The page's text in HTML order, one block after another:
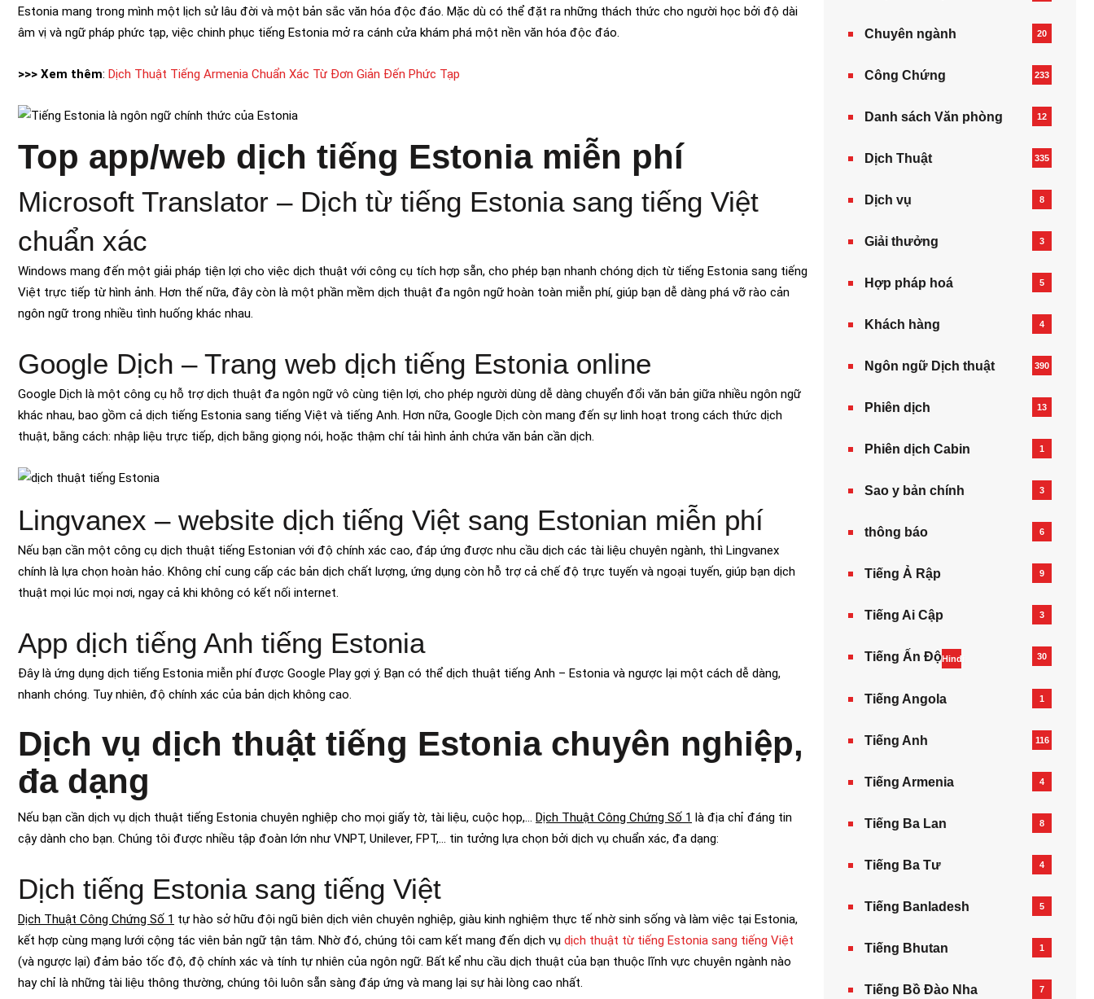
Estonia mang trong mình một lịch sử lâu đời và một bản sắc văn hóa độc đáo. Mặc dù có thể đặt ra những thách thức cho người học bởi độ dài
âm vị và ngữ pháp phức tạp, việc chinh phục tiếng Estonia mở ra cánh cửa khám phá một nền văn hóa độc đáo.
>>> Xem thêm: Dịch Thuật Tiếng Armenia Chuẩn Xác Từ Đơn Giản Đến Phức Tạp
Top app/web dịch tiếng Estonia miễn phí
Microsoft Translator – Dịch từ tiếng Estonia sang tiếng Việt
chuẩn xác
Windows mang đến một giải pháp tiện lợi cho việc dịch thuật với công cụ tích hợp sẵn, cho phép bạn nhanh chóng dịch từ tiếng Estonia sang tiếng
Việt trực tiếp từ hình ảnh. Hơn thế nữa, đây còn là một phần mềm dịch thuật đa ngôn ngữ hoàn toàn miễn phí, giúp bạn dễ dàng phá vỡ rào cản
ngôn ngữ trong nhiều tình huống khác nhau.
Google Dịch – Trang web dịch tiếng Estonia online
Google Dịch là một công cụ hỗ trợ dịch thuật đa ngôn ngữ vô cùng tiện lợi, cho phép người dùng dễ dàng chuyển đổi văn bản giữa nhiều ngôn ngữ
khác nhau, bao gồm cả dịch tiếng Estonia sang tiếng Việt và tiếng Anh. Hơn nữa, Google Dịch còn mang đến sự linh hoạt trong cách thức dịch
thuật, bằng cách: nhập liệu trực tiếp, dịch bằng giọng nói, hoặc thậm chí tải hình ảnh chứa văn bản cần dịch.
Lingvanex – website dịch tiếng Việt sang Estonian miễn phí
Nếu bạn cần một công cụ dịch thuật tiếng Estonian với độ chính xác cao, đáp ứng được nhu cầu dịch các tài liệu chuyên ngành, thì Lingvanex
chính là lựa chọn hoàn hảo. Không chỉ cung cấp các bản dịch chất lượng, ứng dụng còn hỗ trợ cả chế độ trực tuyến và ngoại tuyến, giúp bạn dịch
thuật mọi lúc mọi nơi, ngay cả khi không có kết nối internet.
App dịch tiếng Anh tiếng Estonia
Đây là ứng dụng dịch tiếng Estonia miễn phí được Google Play gợi ý. Bạn có thể dịch thuật tiếng Anh – Estonia và ngược lại một cách dễ dàng,
nhanh chóng. Tuy nhiên, độ chính xác của bản dịch không cao.
Dịch vụ dịch thuật tiếng Estonia chuyên nghiệp,
đa dạng
Nếu bạn cần dịch vụ dịch thuật tiếng Estonia chuyên nghiệp cho mọi giấy tờ, tài liệu, cuộc họp,… Dịch Thuật Công Chứng Số 1 là địa chỉ đáng tin
cậy dành cho bạn. Chúng tôi được nhiều tập đoàn lớn như VNPT, Unilever, FPT,… tin tưởng lựa chọn bởi dịch vụ chuẩn xác, đa dạng:
Dịch tiếng Estonia sang tiếng Việt
Dịch Thuật Công Chứng Số 1 tự hào sở hữu đội ngũ biên dịch viên chuyên nghiệp, giàu kinh nghiệm thực tế nhờ sinh sống và làm việc tại Estonia,
kết hợp cùng mạng lưới cộng tác viên bản ngữ tận tâm. Nhờ đó, chúng tôi cam kết mang đến dịch vụ dịch thuật từ tiếng Estonia sang tiếng Việt
(và ngược lại) đảm bảo tốc độ, độ chính xác và tính tự nhiên của ngôn ngữ. Bất kể nhu cầu dịch thuật của bạn thuộc lĩnh vực chuyên ngành nào
hay chỉ là những tài liệu thông thường, chúng tôi luôn sẵn sàng đáp ứng và mang lại sự hài lòng cao nhất.
Chuyên ngành 20
Công Chứng 233
Danh sách Văn phòng 12
Dịch Thuật 335
Dịch vụ 8
Giải thưởng 3
Hợp pháp hoá 5
Khách hàng 4
Ngôn ngữ Dịch thuật 390
Phiên dịch 13
Phiên dịch Cabin 1
Sao y bản chính 3
thông báo 6
Tiếng Ả Rập 9
Tiếng Ai Cập 3
Tiếng Ấn ĐộHindi 30
Tiếng Angola 1
Tiếng Anh 116
Tiếng Armenia‎ 4
Tiếng Ba Lan 8
Tiếng Ba Tư 4
Tiếng Banladesh 5
Tiếng Bhutan 1
Tiếng Bồ Đào Nha 7